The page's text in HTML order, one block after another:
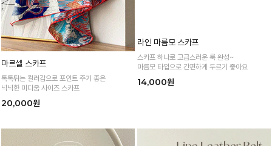
마르셀 스카프
톡톡튀는 컬러감으로 포인트 주기 좋은
넉넉한 미디움 사이즈 스카프
20,000원
라인 마름모 스카프
스카프 하나로 고급스러운 룩 완성~
마름모 타입으로 간편하게 두르기 좋아요